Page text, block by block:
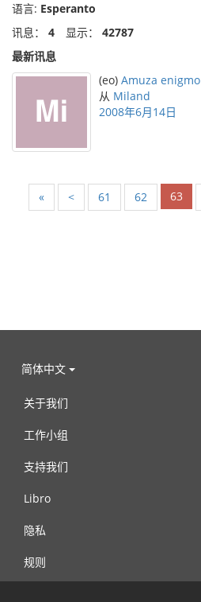
语言: Esperanto
讯息： 4 显示： 42787
最新讯息
(eo) Amuza enigmo
从 Miland
2008年6月14日
« < 61 62 63
简体中文
关于我们
工作小组
支持我们
Libro
隐私
规则